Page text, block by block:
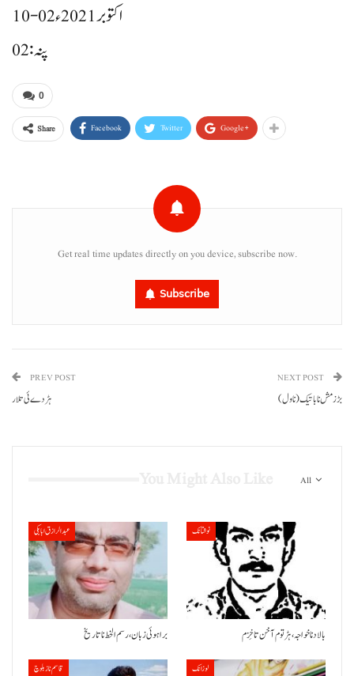
10-02 اکتوبر 2021ء
پنہ: 02
0
Share Facebook Twitter Google+
Get real time updates directly on you device, subscribe now.
Subscribe
PREV POST
ہڑدے ئی تلار
NEXT POST
بڑز مش نا باتیک (ناول)
All
عبدالرازق ابابکی
براہوئی زبان ،رسم الخط نا تاریخ
نوشتانک
بالاد نا خواجہ، ہڑتوم آ خن تا خِزم
قاسم ناز بلوچ لوزانک